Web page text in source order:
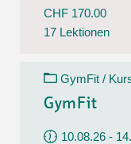
CHF 170.00
17 Lektionen
GymFit /
GymFit
10.08.26 -